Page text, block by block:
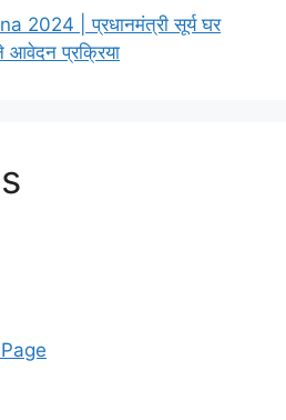
2024 | प्रधानमंत्री सूर्य घर
प्रक्रिया